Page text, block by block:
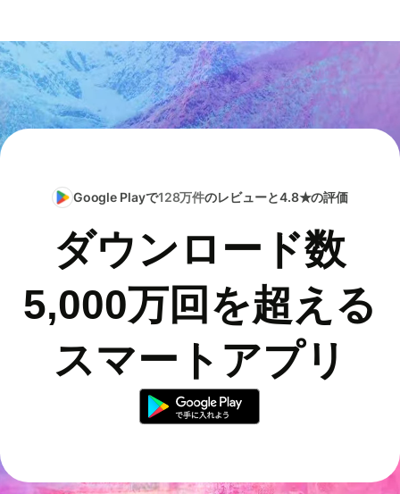
Google Playで128万件のレビューと4.8★の評価
ダウンロード数
5,000万回を超える
スマートアプリ